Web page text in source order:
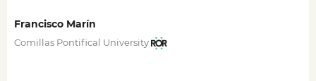
Francisco Marín
Comillas Pontifical University